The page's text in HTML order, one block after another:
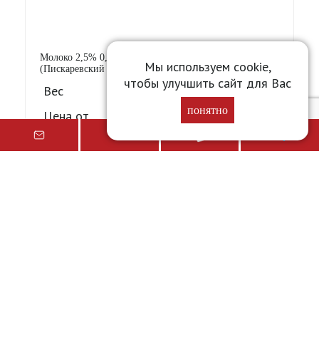
Молоко 2,5% 0,5л/0,514кг Клеверок ультрапастер.
(Пискаревский МЗ) [12]
Вес
0.514 кг
Цена от
Уточните у менеджера
Подробнее
Мы используем cookie,
чтобы улучшить сайт для Вас
понятно